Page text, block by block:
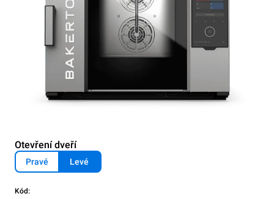
Otevření dveří
Pravé Levé
Kód: